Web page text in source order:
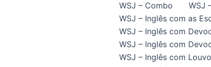
WSJ – Combo
WSJ
WSJ – Inglês com as
WSJ – Inglês com
WSJ – Inglês com
WSJ – Inglês com